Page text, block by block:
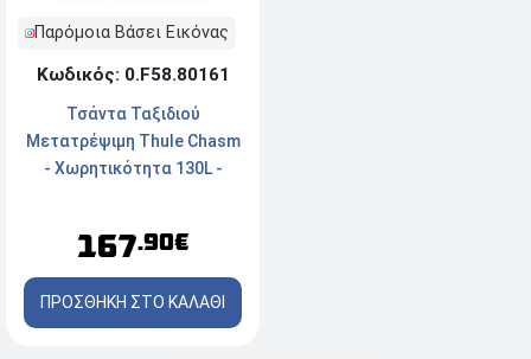
Παρόμοια Βάσει Εικόνας
Κωδικός: 0.F58.80161
Τσάντα Ταξιδιού
Μετατρέψιμη Thule Chasm
- Χωρητικότητα 130L -
167.90€
ΠΡΟΣΘΗΚΗ ΣΤΟ ΚΑΛΑΘΙ